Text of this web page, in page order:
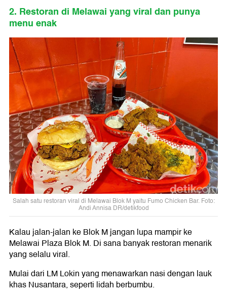
2. Restoran di Melawai yang viral dan punya
menu enak
Salah satu restoran viral di Melawai Blok M yaitu Fumo Chicken Bar. Foto:
Andi Annisa DR/detikfood
Kalau jalan-jalan ke Blok M jangan lupa mampir ke
Melawai Plaza Blok M. Di sana banyak restoran menarik
yang selalu viral.
Mulai dari LM Lokin yang menawarkan nasi dengan lauk
khas Nusantara, seperti lidah berbumbu.